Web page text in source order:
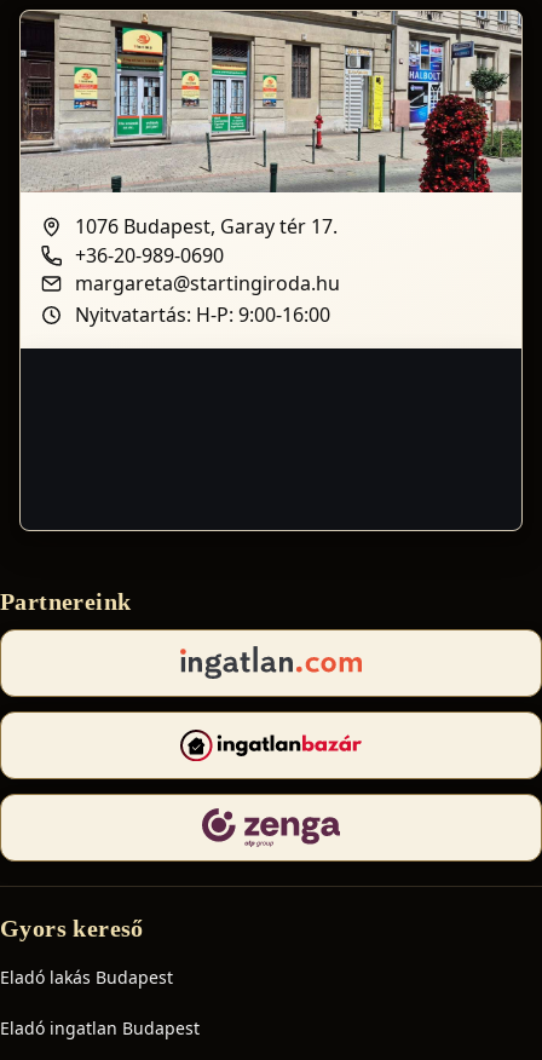
1076 Budapest, Garay tér 17.
+36-20-989-0690
margareta@startingiroda.hu
Nyitvatartás: H-P: 9:00-16:00
Partnereink
Gyors kereső
Eladó lakás Budapest
Eladó ingatlan Budapest